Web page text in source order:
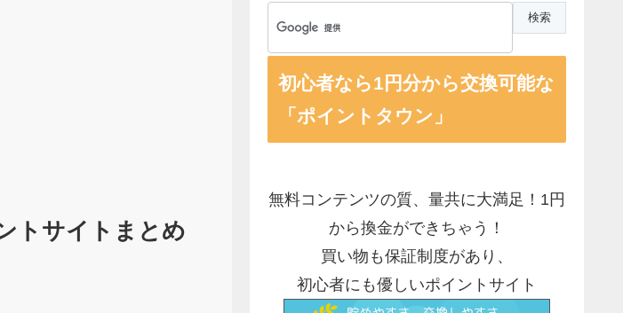
トサイトまとめ
初心者なら1円分から交換可能な
「ポイントタウン」
無料コンテンツの質、量共に大満足！1円
から換金ができちゃう！
買い物も保証制度があり、
初心者にも優しいポイントサイト